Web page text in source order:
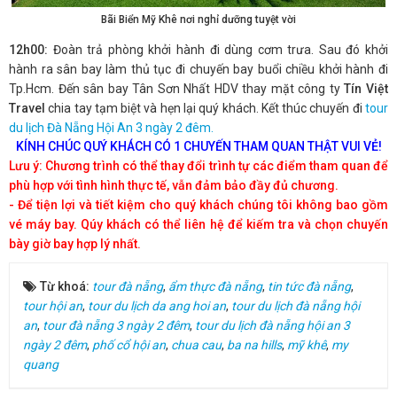
Bãi Biển Mỹ Khê nơi nghỉ dưỡng tuyệt vời
12h00: Đoàn trả phòng khởi hành đi dùng cơm trưa. Sau đó khởi
hành ra sân bay làm thủ tục đi chuyến bay buổi chiều khởi hành đi
Tp.Hcm. Đến sân bay Tân Sơn Nhất HDV thay mặt công tyTín Việt
Travelchia tay tạm biệt và hẹn lại quý khách. Kết thúc chuyến đitour
du lịch Đà Nẵng Hội An 3 ngày 2 đêm.
KÍNH CHÚC QUÝ KHÁCH CÓ 1 CHUYẾN THAM QUAN THẬT VUI VẺ!
Lưu ý: Chương trình có thể thay đổi trình tự các điểm tham quan để
phù hợp với tình hình thực tế, vẫn đảm bảo đầy đủ chương.
- Để tiện lợi và tiết kiệm cho quý khách chúng tôi không bao gồm
vé máy bay. Qúy khách có thể liên hệ để kiếm tra và chọn chuyến
bày giờ bay hợp lý nhất.
Từ khoá: tour đà nẵng, ẩm thực đà nẵng, tin tức đà nẵng,
tour hội an, tour du lịch da ang hoi an, tour du lịch đà nẵng hội
an, tour đà nẵng 3 ngày 2 đêm, tour du lịch đà nẵng hội an 3
ngày 2 đêm, phố cổ hội an, chua cau, ba na hills, mỹ khê, my
quang